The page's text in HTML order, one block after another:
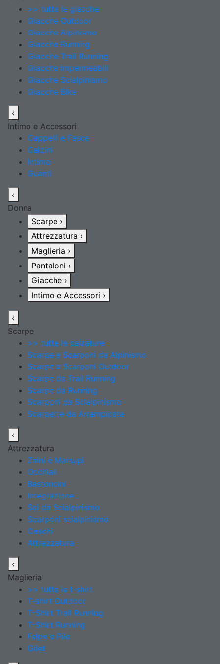
>> tutte le giacche
Giacche Outdoor
Giacche Alpinismo
Giacche Running
Giacche Trail Running
Giacche Impermeabili
Giacche Scialpinismo
Giacche Bike
‹
Intimo e Accessori
Cappelli e Fasce
Calzini
Intimo
Guanti
‹
Donna
Scarpe ›
Attrezzatura ›
Maglieria ›
Pantaloni ›
Giacche ›
Intimo e Accessori ›
‹
Scarpe
>> tutte le calzature
Scarpe e Scarponi da Alpinismo
Scarpe e Scarponi Outdoor
Scarpe da Trail Running
Scarpe da Running
Scarponi da Scialpinismo
Scarpette da Arrampicata
‹
Attrezzatura
Zaini e Marsupi
Occhiali
Bastoncini
Integrazione
Sci da Scialpinismo
Scarponi scialpinismo
Caschi
Attrezzatura
‹
Maglieria
>> tutte le t-shirt
T-shirt Outdoor
T-Shirt Trail Running
T-Shirt Running
Felpe e Pile
Gilet